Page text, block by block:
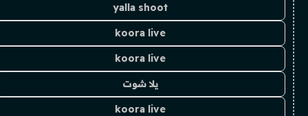
yalla shoot
koora live
koora live
يلا شوت
koora live